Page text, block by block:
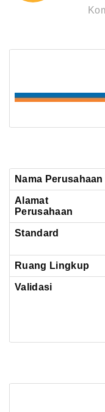
Nama Perusahaan
Alamat
Perusahaan
Standard
Ruang Lingkup
Validasi